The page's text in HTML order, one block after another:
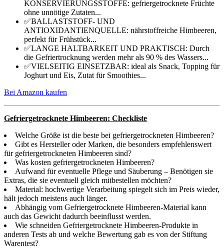
KONSERVIERUNGSSTOFFE: gefriergetrocknete Früchte
ohne unnötige Zutaten...
✅BALLASTSTOFF- UND
ANTIOXIDANTIENQUELLE: nährstoffreiche Himbeeren,
perfekt für Frühstück...
✅LANGE HALTBARKEIT UND PRAKTISCH: Durch
die Gefriertrocknung werden mehr als 90 % des Wassers...
✅VIELSEITIG EINSETZBAR: ideal als Snack, Topping für
Joghurt und Eis, Zutat für Smoothies...
Bei Amazon kaufen
Gefriergetrocknete Himbeeren: Checkliste
Welche Größe ist die beste bei gefriergetrockneten Himbeeren?
Gibt es Hersteller oder Marken, die besonders empfehlenswert
für gefriergetrockneten Himbeeren sind?
Was kosten gefriergetrockneten Himbeeren?
Aufwand für eventuelle Pflege und Säuberung – Benötigen sie
Extras, die sie eventuell gleich mitbestellen möchten?
Material: hochwertige Verarbeitung spiegelt sich im Preis wieder,
hält jedoch meistens auch länger.
Abhängig vom Gefriergetrocknete Himbeeren-Material kann
auch das Gewicht dadurch beeinflusst werden.
Wie schneiden Gefriergetrocknete Himbeeren-Produkte in
anderen Tests ab und welche Bewertung gab es von der Stiftung
Warentest?